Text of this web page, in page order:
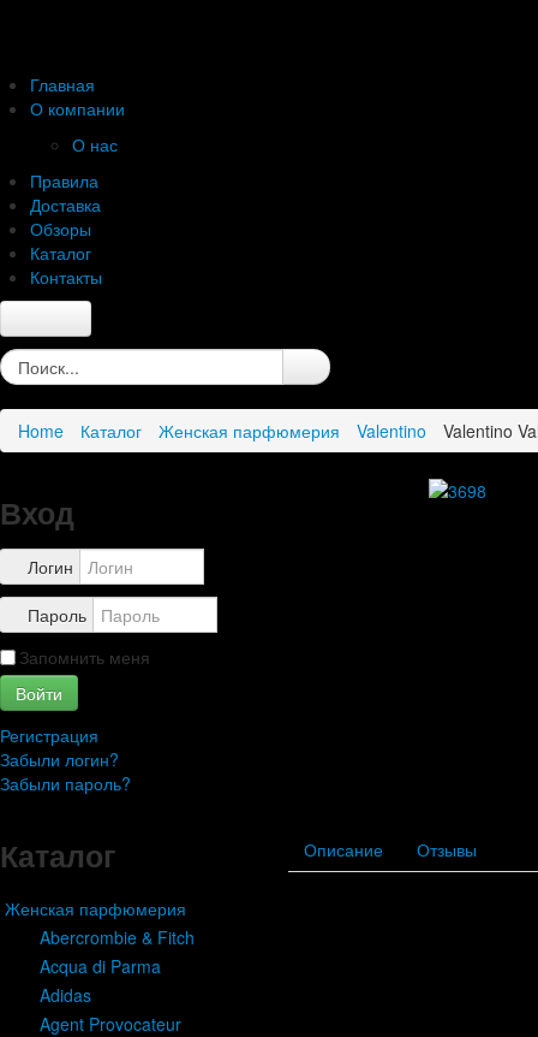
Главная
О компании
О нас
Правила
Доставка
Обзоры
Каталог
Контакты
Главная
О нас
Правила
Каталог
Home Каталог Женская парфюмерия Valentino Valentino
Вход
Логин
Пароль
Запомнить меня
Войти
Регистрация
Забыли логин?
Забыли пароль?
Каталог
Женская парфюмерия
Abercrombie & Fitch
Acqua di Parma
Adidas
Agent Provocateur
Описание Отзывы